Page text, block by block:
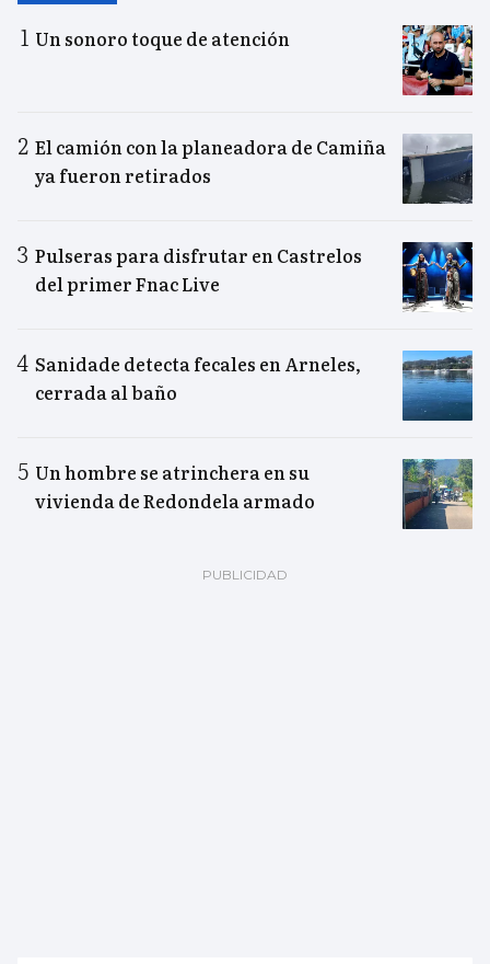
Un sonoro toque de atención
El camión con la planeadora de Camiña
ya fueron retirados
Pulseras para disfrutar en Castrelos
del primer Fnac Live
Sanidade detecta fecales en Arneles,
cerrada al baño
Un hombre se atrinchera en su
vivienda de Redondela armado